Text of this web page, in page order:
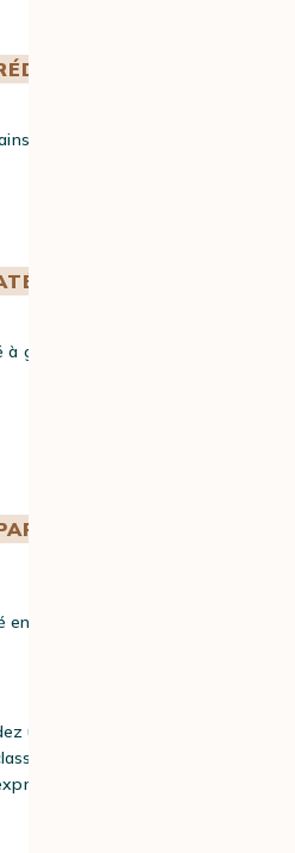
préféré
grain
grains dans votre expresso
une machine à café
il vous suffira de vous
Réservez.